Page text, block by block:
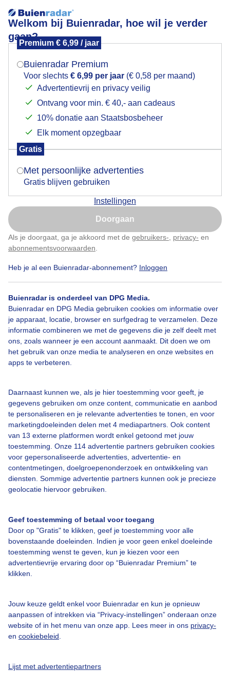
Welkom bij Buienradar, hoe wil je verder
gaan?
Premium € 6,99 / jaar
Buienradar Premium
Voor slechts € 6,99 per jaar (€ 0,58 per maand)
Advertentievrij en privacy veilig
Ontvang voor min. € 40,- aan cadeaus
10% donatie aan Staatsbosbeheer
Elk moment opzegbaar
Gratis
Met persoonlijke advertenties
Gratis blijven gebruiken
Instellingen
Doorgaan
Als je doorgaat, ga je akkoord met de gebruikers- privacy- en
abonnementsvoorwaarden
Heb je al een Buienradar-abonnement? Inloggen
Buienradar is onderdeel van DPG Media.
Buienradar en DPG Media gebruiken cookies om informatie over
je apparaat, locatie, browser en surfgedrag te verzamelen. Deze
informatie combineren we met de gegevens die je zelf deelt met
ons, zoals wanneer je een account aanmaakt. Dit doen we om
het gebruik van onze media te analyseren en onze websites en
apps te verbeteren.
Daarnaast kunnen we, als je hier toestemming voor geeft, je
gegevens gebruiken om onze content, communicatie en aanbod
te personaliseren en je relevante advertenties te tonen, en voor
marketingdoeleinden delen met 4 mediapartners. Ook content
van 13 externe platformen wordt enkel getoond met jouw
toestemming. Onze 114 advertentie partners gebruiken cookies
voor gepersonaliseerde advertenties, advertentie- en
contentmetingen, doelgroepenonderzoek en ontwikkeling van
diensten. Sommige advertentie partners kunnen ook je precieze
geolocatie hiervoor gebruiken.
Geef toestemming of betaal voor toegang
Door op "Gratis" te klikken, geef je toestemming voor alle
bovenstaande doeleinden. Indien je voor geen enkel doeleinde
toestemming wenst te geven, kun je kiezen voor een
advertentievrije ervaring door op “Buienradar Premium” te
klikken.
Jouw keuze geldt enkel voor Buienradar en kun je opnieuw
aanpassen of intrekken via “Privacy-instellingen” onderaan onze
website of in het menu van onze app. Lees meer in ons privacy-
en cookiebeleid
Lijst met advertentiepartners
opklaringen
Door: ben Saanen
Bekijk slideshow
Over Buienradar
Bedrijfsgegevens
Veelgestelde vragen
Toegankelijkheid
Gebruikersvoorwaarden
Adverteren
Cookie beleid
Privacy instellingen
Mogen we je locatie gebruiken voor het
Indien je hier nog geen akkoord op hebt gegeven,
verschijnt er zo een pop-up uit je browser waarin
Is goed, toon de popup
Nu niet, misschien later
Klik hierom dit aan te passen